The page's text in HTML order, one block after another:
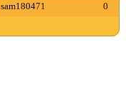
sam180471
0